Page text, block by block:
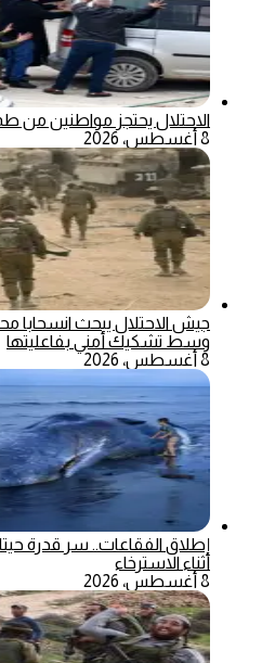
الاحتلال يحتجز مواطنين من
8 أغسطس، 2026
جيش الاحتلال يبحث انسحابا
وسط تشكيك أمني بفاعليتها
8 أغسطس، 2026
إطلاق الفقاعات.. سر قدرة
أثناء الاسترخاء
8 أغسطس، 2026